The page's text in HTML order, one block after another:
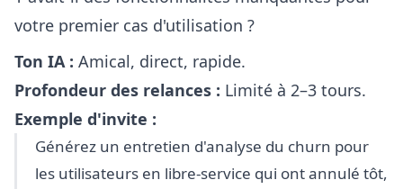
votre premier cas d'utilisation ?
Ton IA : Amical, direct, rapide.
Profondeur des relances : Limité à 2–3 tours.
Exemple d'invite :
Générez un entretien d'analyse du churn pour
les utilisateurs en libre-service qui ont annulé tôt,